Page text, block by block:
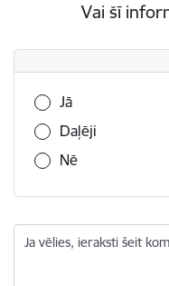
Vai šī
Vai šī informācija
Jā
Daļēji
Nē
Ja vēlies, ieraksti šeit